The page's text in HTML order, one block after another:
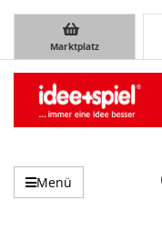
Marktplatz
Menü